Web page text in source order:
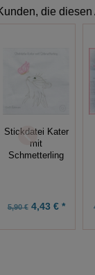
die
Stickdatei Kater
mit
Schmetterling
5,90 €4,43 € *